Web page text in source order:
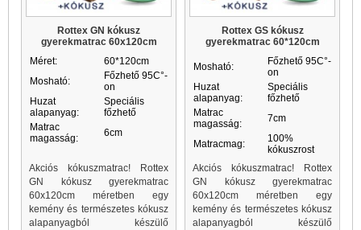
Rottex GN kókusz
gyerekmatrac 60x120cm
Méret:
60*120cm
Mosható:
Főzhető 95C°-
on
Huzat
alapanyag:
Speciális
főzhető
Matrac
magasság:
6cm
Akciós kókuszmatrac! Rottex
GN kókusz gyerekmatrac
60x120cm méretben egy
kemény és természetes kókusz
alapanyagból készülő
Rottex GS kókusz
gyerekmatrac 60*120cm
Mosható:
Főzhető 95C°-
on
Huzat
alapanyag:
Speciális
főzhető
Matrac
magasság:
7cm
Matracmag:
100%
kókuszrost
Akciós kókuszmatrac! Rottex
GN kókusz gyerekmatrac
60x120cm méretben egy
kemény és természetes kókusz
alapanyagból készülő